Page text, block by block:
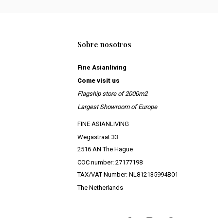
Sobre nosotros
Fine Asianliving
Come visit us
Flagship store of 2000m2
Largest Showroom of Europe
FINE ASIANLIVING
Wegastraat 33
2516 AN The Hague
COC number: 27177198
TAX/VAT Number: NL812135994B01
The Netherlands